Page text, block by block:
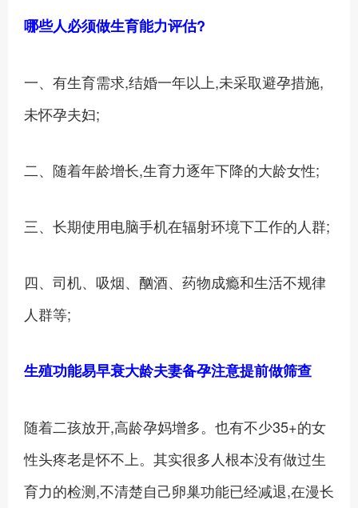
哪些人必须做生育能力评估?
一、有生育需求,结婚一年以上,未采取避孕措施,
未怀孕夫妇;
二、随着年龄增长,生育力逐年下降的大龄女性;
三、长期使用电脑手机在辐射环境下工作的人群;
四、司机、吸烟、酗酒、药物成瘾和生活不规律
人群等;
生殖功能易早衰大龄夫妻备孕注意提前做筛查
随着二孩放开,高龄孕妈增多。也有不少35+的女
性头疼老是怀不上。其实很多人根本没有做过生
育力的检测,不清楚自己卵巢功能已经减退,在漫长